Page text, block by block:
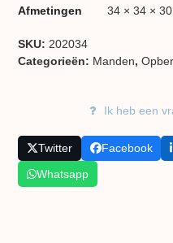
Afmetingen 34 × 34 ×
SKU: 202034
Categorieën: Manden,
Ik heb een
Twitter Facebook
Whatsapp